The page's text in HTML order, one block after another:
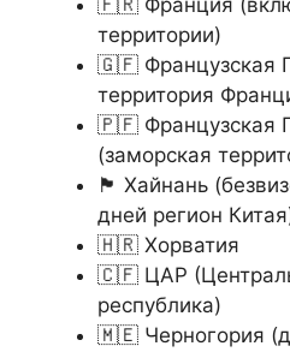
🇫🇷 Франция
территории)
🇬🇫 Французская
территория
🇵🇫 Французская
(заморская
🏴󠁣󠁮󠀴󠀶󠁿 Хайнань
дней регион
🇭🇷 Хорватия
🇨🇫 ЦАР
республика)
🇲🇪 Черногория